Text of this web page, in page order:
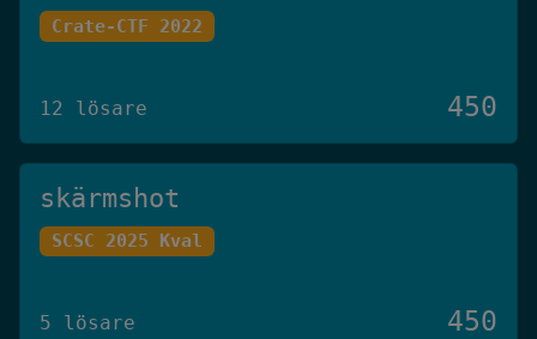
Crate-CTF 2022
12 lösare 450
skärmshot
SCSC 2025 Kval
5 lösare 450